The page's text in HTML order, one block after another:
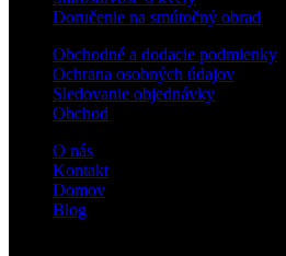
Doručenie na smútočný obrad
Obchodné a dodacie podmienky
Ochrana osobných údajov
Sledovanie objednávky
Obchod
O nás
Kontakt
Domov
Blog